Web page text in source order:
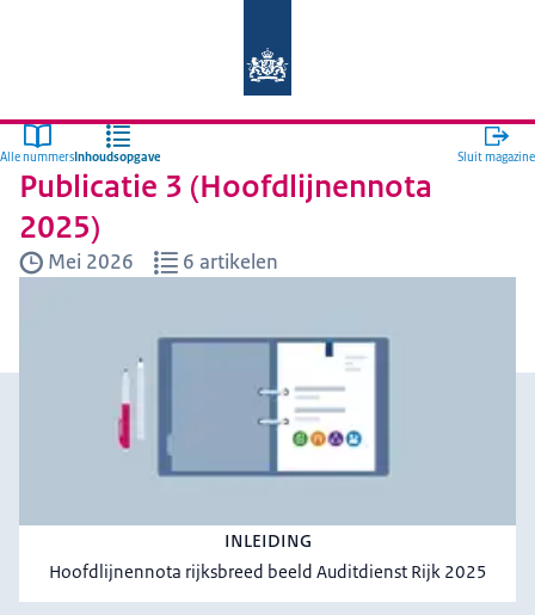
Alle nummers Inhoudsopgave Sluit magazine
Publicatie 3 (Hoofdlijnennota
2025)
Mei 2026 6 artikelen
INLEIDING
Hoofdlijnennota rijksbreed beeld Auditdienst Rijk 2025